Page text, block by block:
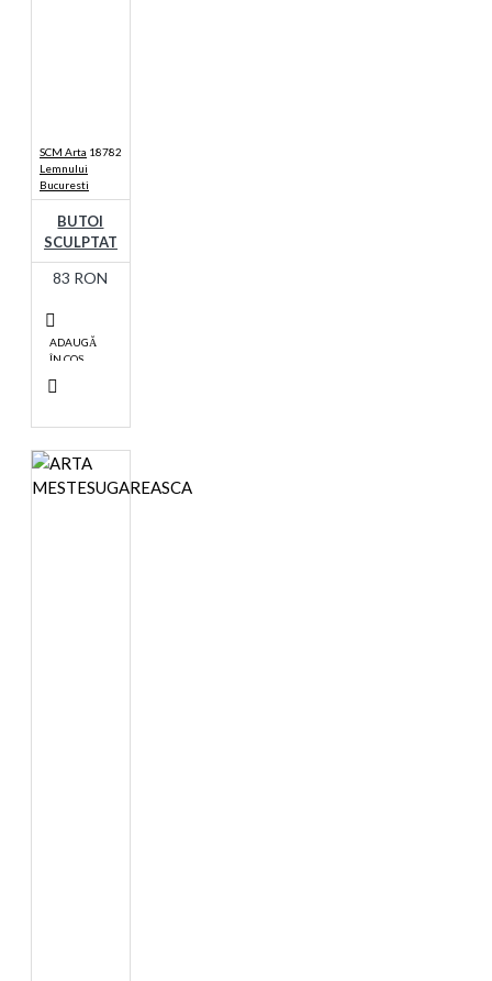
SCM Arta
Lemnului
Bucuresti
18782
BUTOI
SCULPTAT
83 RON
ADAUGĂ
ÎN COŞ